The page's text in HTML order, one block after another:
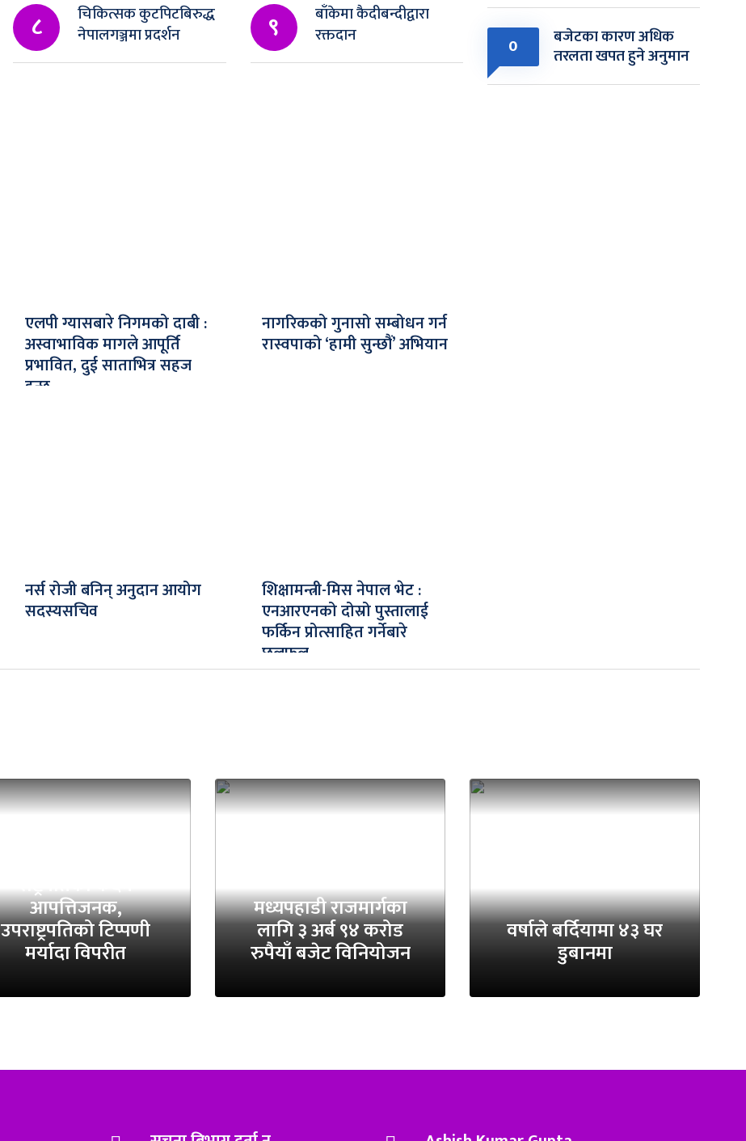
८
चिकित्सक कुटपिटबिरुद्ध
नेपालगञ्जमा प्रदर्शन
९
बाँकेमा कैदीबन्दीद्वारा
रक्तदान
एलपी ग्यासबारे निगमको दाबी :
अस्वाभाविक मागले आपूर्ति
प्रभावित, दुई साताभित्र सहज
हुन्छ
नागरिकको गुनासो सम्बोधन गर्न
रास्वपाको ‘हामी सुन्छौं’ अभियान
नर्स रोजी बनिन् अनुदान आयोग
सदस्यसचिव
शिक्षामन्त्री-मिस नेपाल भेट :
एनआरएनको दोस्रो पुस्तालाई
फर्किन प्रोत्साहित गर्नेबारे
छलफल
0 बजेटका कारण अधिक
तरलता खपत हुने अनुमान
राष्ट्रपतिको कदम
आपत्तिजनक,
उपराष्ट्रपतिको टिप्पणी
मर्यादा विपरीत
मध्यपहाडी राजमार्गका
लागि ३ अर्ब ९४ करोड
रुपैयाँ बजेट विनियोजन
वर्षाले बर्दियामा ४३ घर
डुबानमा